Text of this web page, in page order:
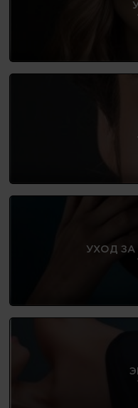
УХОД ЗА